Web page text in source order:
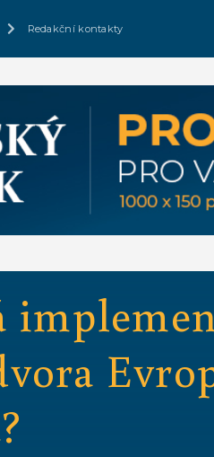
Redakční kontakty